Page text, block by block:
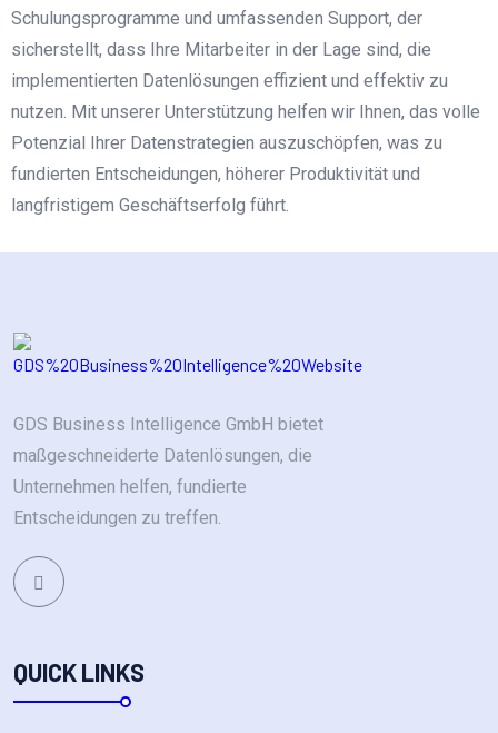
Schulungsprogramme und umfassenden Support, der
sicherstellt, dass Ihre Mitarbeiter in der Lage sind, die
implementierten Datenlösungen effizient und effektiv zu
nutzen. Mit unserer Unterstützung helfen wir Ihnen, das volle
Potenzial Ihrer Datenstrategien auszuschöpfen, was zu
fundierten Entscheidungen, höherer Produktivität und
langfristigem Geschäftserfolg führt.
GDS Business Intelligence GmbH bietet
maßgeschneiderte Datenlösungen, die
Unternehmen helfen, fundierte
Entscheidungen zu treffen.
QUICK LINKS